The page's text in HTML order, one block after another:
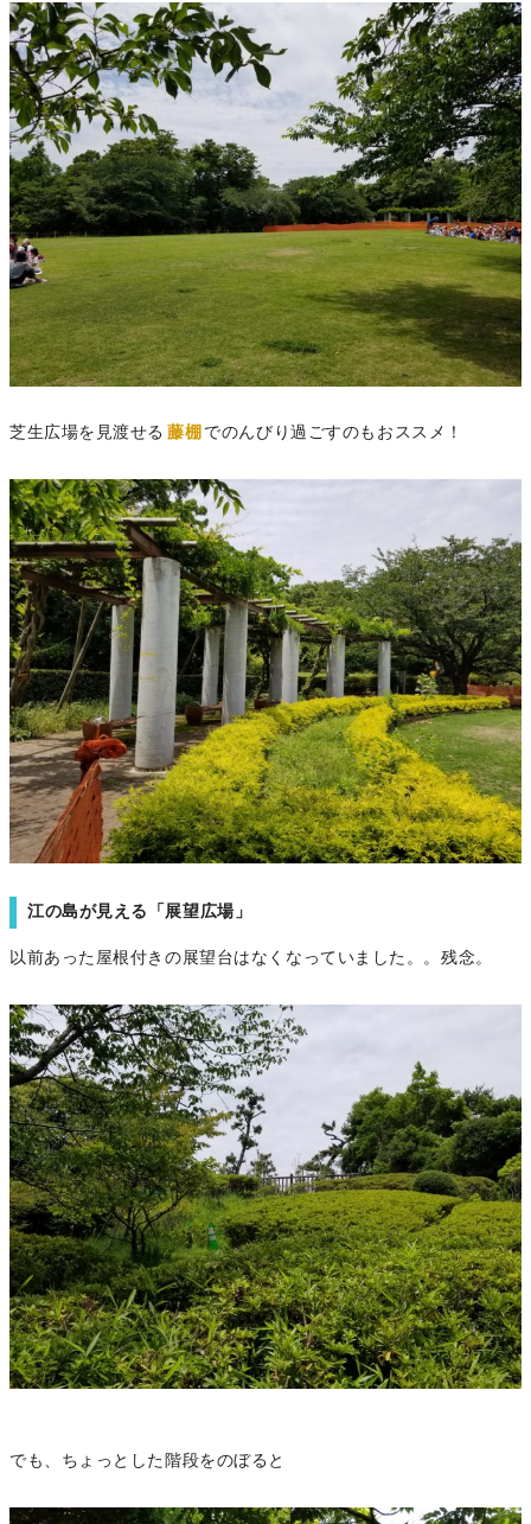
芝生広場を見渡せる 藤棚 でのんびり過ごすのもおススメ！
江の島が見える「展望広場」
以前あった屋根付きの展望台はなくなっていました。。残念。
でも、ちょっとした階段をのぼると